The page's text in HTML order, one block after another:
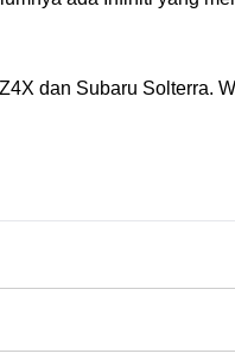
dan Subaru Solterra.